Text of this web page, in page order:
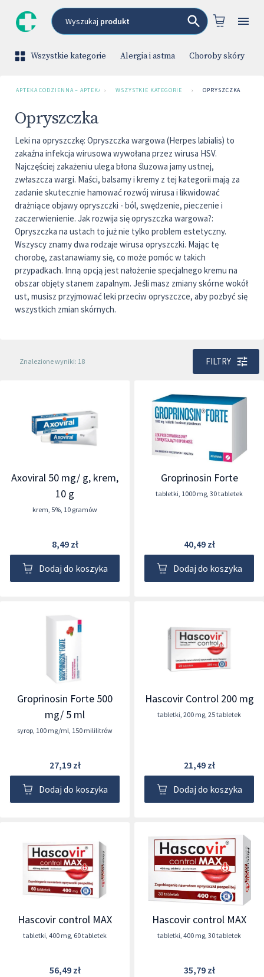
Wyszukaj produkt
Wszystkie kategorie Alergia i astma Choroby skóry
APTEKA CODZIENNA – APTEKA INTERNETOWA
› WSZYSTKIE KATEGORIE › OPRYSZCZKA
Opryszczka
Leki na opryszczkę: Opryszczka wargowa (Herpes labialis) to
zakaźna infekcja wirusowa wywołana przez wirusa HSV.
Najczęściej zakażeniu ulega błona śluzowa jamy ustnej,
zwłaszcza wargi. Maści, balsamy i kremy z tej kategorii mają za
zadanie skutecznie hamować rozwój wirusa i likwidować
drażniące objawy opryszczki - ból, swędzenie, pieczenie i
zaczerwienienie. Jak rozwija się opryszczka wargowa?:
Opryszczka na ustach to już nie tylko problem estetyczny.
Wszyscy znamy dwa rodzaje wirusa opryszczki. Mając tę
chorobę, zastanawiamy się, co może pomóc w takich
przypadkach. Inną opcją jest nałożenie specjalnego kremu na
obszar objęty stanem zapalnym. Jeśli masz zmiany skórne wokół
ust, musisz przyjmować leki przeciw opryszczce, aby pozbyć się
wszystkich zmian skórnych.
Znalezione wyniki: 18 FILTRY
Axoviral 50 mg/ g, krem,
10 g
krem, 5%, 10 gramów
8,49 zł
Dodaj do koszyka
Groprinosin Forte
tabletki, 1000 mg, 30 tabletek
40,49 zł
Dodaj do koszyka
Groprinosin Forte 500
mg/ 5 ml
syrop, 100 mg/ml, 150 mililitrów
27,19 zł
Dodaj do koszyka
Hascovir Control 200 mg
tabletki, 200 mg, 25 tabletek
21,49 zł
Dodaj do koszyka
Hascovir control MAX
tabletki, 400 mg, 60 tabletek
56,49 zł
Hascovir control MAX
tabletki, 400 mg, 30 tabletek
35,79 zł